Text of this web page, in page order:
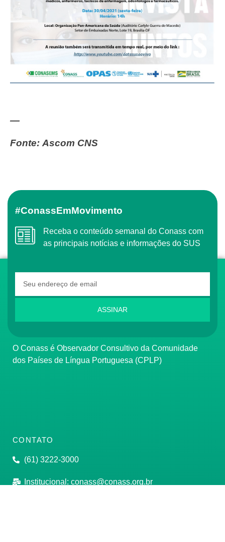
—
Fonte: Ascom CNS
#ConassEmMovimento
Receba o conteúdo semanal do Conass com
as principais notícias e informações do SUS
ASSINAR
O Conass é Observador Consultivo da Comunidade
dos Países de Língua Portuguesa (CPLP)
CONTATO
(61) 3222-3000
Institucional: conass@conass.org.br